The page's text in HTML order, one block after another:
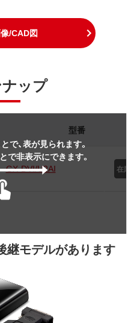
/CAD図
ップ
で、表が見られます。
で非表示にできます。
型番
GX-DVI/U2AI
継モデルがあります